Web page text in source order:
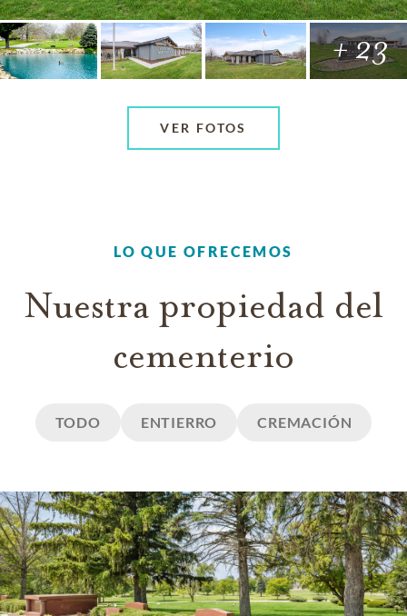
+ 23
VER FOTOS
LO QUE OFRECEMOS
Nuestra propiedad del
cementerio
TODO ENTIERRO CREMACIÓN